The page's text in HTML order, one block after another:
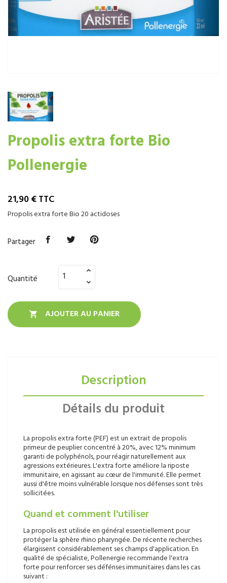
Propolis extra forte Bio
Pollenergie
21,90 €TTC
Propolis extra forte Bio 20 actidoses
Partager
Quantité
 AJOUTER AU PANIER
Description
Détails du produit
La propolis extra forte (PEF) est un extrait de propolis
primeur de peuplier concentré à 20%, avec 12% minimum
garanti de polyphénols, pour réagir naturellement aux
agressions extérieures. L'extra forte améliore la riposte
immunitaire, en agissant au cœur de l'immunité. Elle permet
aussi d'être moins vulnérable lorsque nos défenses sont très
sollicitées.
Quand et comment l'utiliser
La propolis est utilisée en général essentiellement pour
protéger la sphère rhino pharyngée. De récente recherches
élargissent considérablement ses champs d'application. En
qualité de spécialiste, Pollenergie recommande l'extra
forte pour renforcer ses défénses immunitaires dans les cas
suivant :